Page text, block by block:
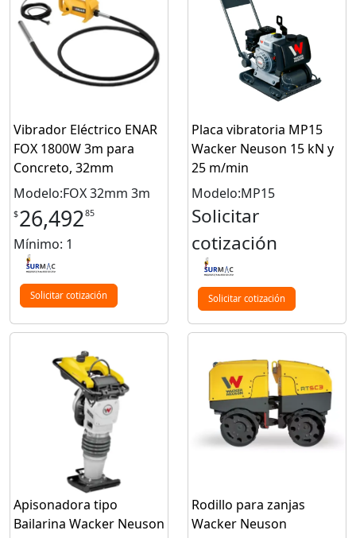
Vibrador Eléctrico ENAR
FOX 1800W 3m para
Concreto, 32mm
Modelo:FOX 32mm 3m
$26,49285
Mínimo: 1
Solicitar cotización
Placa vibratoria MP15
Wacker Neuson 15 kN y
25 m/min
Modelo:MP15
Solicitar
cotización
Solicitar cotización
Apisonadora tipo
Bailarina Wacker Neuson
Rodillo para zanjas
Wacker Neuson